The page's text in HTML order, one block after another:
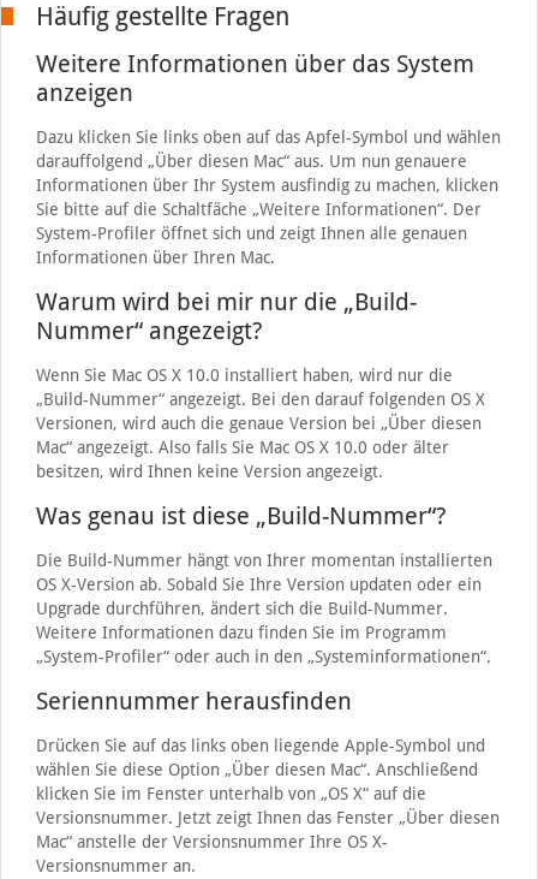
Häufig gestellte Fragen
Weitere Informationen über das System
anzeigen
Dazu klicken Sie links oben auf das Apfel-Symbol und wählen
darauffolgend „Über diesen Mac“ aus. Um nun genauere
Informationen über Ihr System ausfindig zu machen, klicken
Sie bitte auf die Schaltfäche „Weitere Informationen“. Der
System-Profiler öffnet sich und zeigt Ihnen alle genauen
Informationen über Ihren Mac.
Warum wird bei mir nur die „Build-
Nummer“ angezeigt?
Wenn Sie Mac OS X 10.0 installiert haben, wird nur die
„Build-Nummer“ angezeigt. Bei den darauf folgenden OS X
Versionen, wird auch die genaue Version bei „Über diesen
Mac“ angezeigt. Also falls Sie Mac OS X 10.0 oder älter
besitzen, wird Ihnen keine Version angezeigt.
Was genau ist diese „Build-Nummer“?
Die Build-Nummer hängt von Ihrer momentan installierten
OS X-Version ab. Sobald Sie Ihre Version updaten oder ein
Upgrade durchführen, ändert sich die Build-Nummer.
Weitere Informationen dazu finden Sie im Programm
„System-Profiler“ oder auch in den „Systeminformationen“.
Seriennummer herausfinden
Drücken Sie auf das links oben liegende Apple-Symbol und
wählen Sie diese Option „Über diesen Mac“. Anschließend
klicken Sie im Fenster unterhalb von „OS X“ auf die
Versionsnummer. Jetzt zeigt Ihnen das Fenster „Über diesen
Mac“ anstelle der Versionsnummer Ihre OS X-
Versionsnummer an.